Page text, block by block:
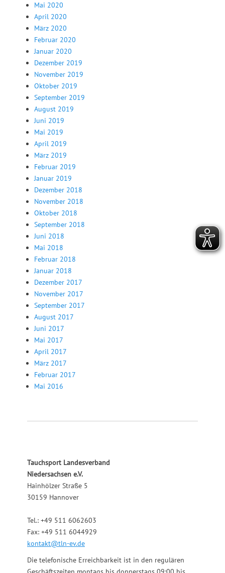
Mai 2020
April 2020
März 2020
Februar 2020
Januar 2020
Dezember 2019
November 2019
Oktober 2019
September 2019
August 2019
Juni 2019
Mai 2019
April 2019
März 2019
Februar 2019
Januar 2019
Dezember 2018
November 2018
Oktober 2018
September 2018
Juni 2018
Mai 2018
Februar 2018
Januar 2018
Dezember 2017
November 2017
September 2017
August 2017
Juni 2017
Mai 2017
April 2017
März 2017
Februar 2017
Mai 2016
Tauchsport Landesverband
Niedersachsen e.V.
Hainhölzer Straße 5
30159 Hannover
Tel.: +49 511 6062603
Fax: +49 511 6044929
kontakt@tln-ev.de
Die telefonische Erreichbarkeit ist in den regulären